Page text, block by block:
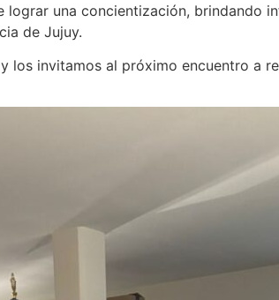
una concientización, brindando
de Jujuy.
los invitamos al próximo encuentro a